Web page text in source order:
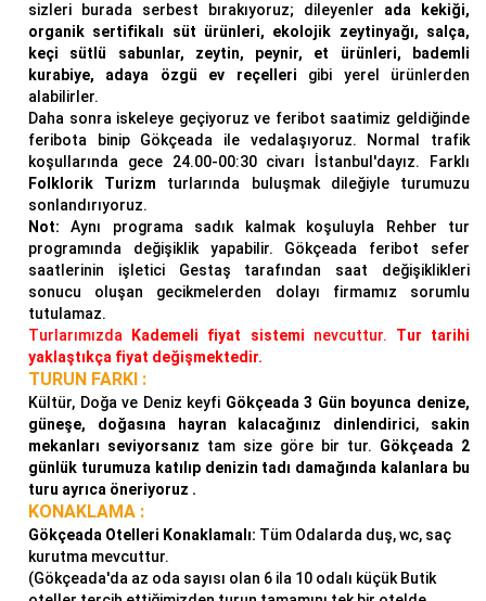
sizleri burada serbest bırakıyoruz; dileyenler ada kekiği,
organik sertifikalı süt ürünleri, ekolojik zeytinyağı, salça,
keçi sütlü sabunlar, zeytin, peynir, et ürünleri, bademli
kurabiye, adaya özgü ev reçelleri gibi yerel ürünlerden
alabilirler.
Daha sonra iskeleye geçiyoruz ve feribot saatimiz geldiğinde
feribota binip Gökçeada ile vedalaşıyoruz. Normal trafik
koşullarında gece 24.00-00:30 civarı İstanbul'dayız. Farklı
Folklorik Turizm turlarında buluşmak dileğiyle turumuzu
sonlandırıyoruz.
Not: Aynı programa sadık kalmak koşuluyla Rehber tur
programında değişiklik yapabilir. Gökçeada feribot sefer
saatlerinin işletici Gestaş tarafından saat değişiklikleri
sonucu oluşan gecikmelerden dolayı firmamız sorumlu
tutulamaz.
Turlarımızda
Kademeli fiyat sistemi nevcuttur. Tur tarihi
yaklaştıkça fiyat değişmektedir.
TURUN FARKI :
Kültür, Doğa ve Deniz keyfi Gökçeada 3 Gün boyunca denize,
güneşe, doğasına hayran kalacağınız
dinlendirici, sakin
mekanları seviyorsanız tam size göre bir tur. Gökçeada 2
günlük turumuza katılıp denizin tadı damağında kalanlara bu
turu ayrıca öneriyoruz .
KONAKLAMA :
Gökçeada Otelleri Konaklamalı: Tüm Odalarda duş, wc, saç
kurutma mevcuttur.
(Gökçeada'da az oda sayısı olan 6 ila 10 odalı küçük Butik